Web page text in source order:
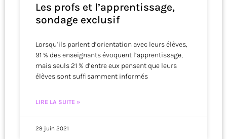
Les profs et l’apprentissage,
sondage exclusif
Lorsqu’ils parlent d’orientation avec leurs élèves,
91 % des enseignants évoquent l’apprentissage,
mais seuls 21 % d’entre eux pensent que leurs
élèves sont suffisamment informés
LIRE LA SUITE »
29 juin 2021